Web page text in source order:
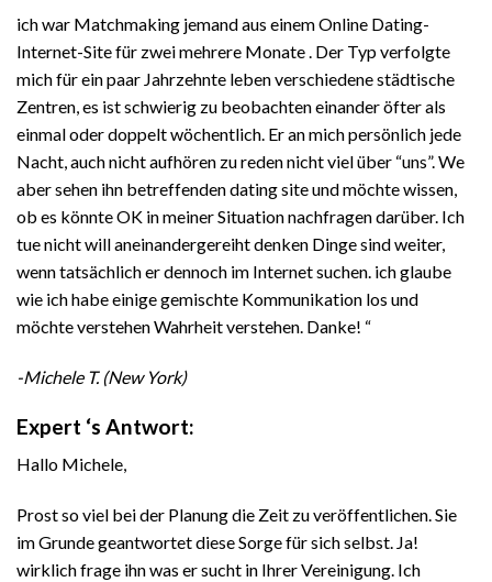
ich war Matchmaking jemand aus einem Online Dating-
Internet-Site für zwei mehrere Monate . Der Typ verfolgte
mich für ein paar Jahrzehnte leben verschiedene städtische
Zentren, es ist schwierig zu beobachten einander öfter als
einmal oder doppelt wöchentlich. Er an mich persönlich jede
Nacht, auch nicht aufhören zu reden nicht viel über “uns”. We
aber sehen ihn betreffenden dating site und möchte wissen,
ob es könnte OK in meiner Situation nachfragen darüber. Ich
tue nicht will aneinandergereiht denken Dinge sind weiter,
wenn tatsächlich er dennoch im Internet suchen. ich glaube
wie ich habe einige gemischte Kommunikation los und
möchte verstehen Wahrheit verstehen. Danke! “
-Michele T. (New York)
Expert ‘s Antwort:
Hallo Michele,
Prost so viel bei der Planung die Zeit zu veröffentlichen. Sie
im Grunde geantwortet diese Sorge für sich selbst. Ja!
wirklich frage ihn was er sucht in Ihrer Vereinigung. Ich